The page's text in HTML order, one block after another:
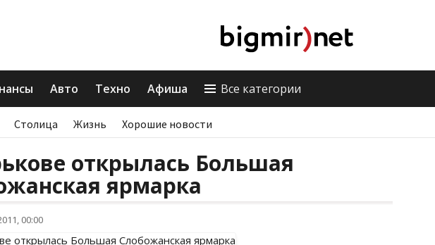
Авто Техно Афиша Все категории
Столица Жизнь Хорошие новости
открылась Большая
ярмарка
00:00